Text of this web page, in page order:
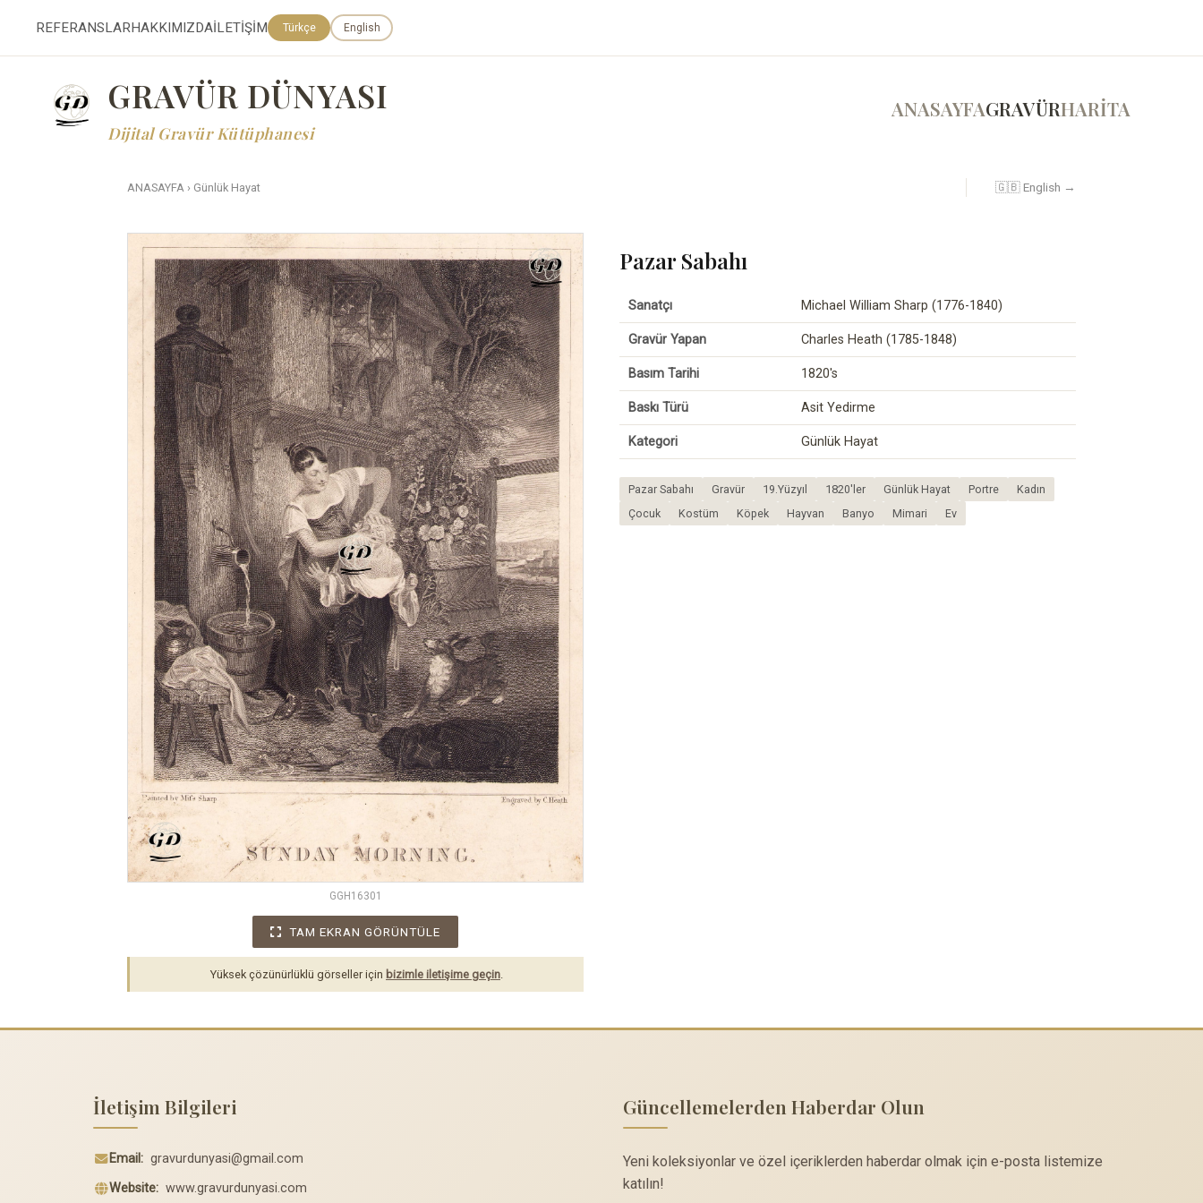
REFERANSLARHAKKIMIZDAİLETİŞİM Türkçe English
GRAVÜR DÜNYASI
Dijital Gravür Kütüphanesi
ANASAYFAGRAVÜRHARİTA
ANASAYFA › Günlük Hayat 🇬🇧 English →
GGH16301
TAM EKRAN GÖRÜNTÜLE
Yüksek çözünürlüklü görseller için bizimle iletişime geçin.
Pazar Sabahı
Sanatçı Michael William Sharp (1776-1840)
Gravür Yapan Charles Heath (1785-1848)
Basım Tarihi 1820's
Baskı Türü Asit Yedirme
Kategori Günlük Hayat
Pazar Sabahı Gravür 19.Yüzyıl 1820'ler Günlük Hayat Portre
Kadın
Çocuk
Kostüm Köpek Hayvan Banyo Mimari Ev
İletişim Bilgileri
Email: gravurdunyasi@gmail.com
Website: www.gravurdunyasi.com
Güncellemelerden Haberdar Olun
Yeni koleksiyonlar ve özel içeriklerden haberdar olmak için e-posta listemize
katılın!